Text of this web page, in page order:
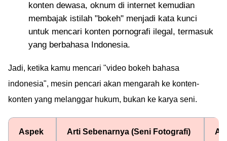
konten dewasa, oknum di internet kemudian
membajak istilah "bokeh" menjadi kata kunci
untuk mencari konten pornografi ilegal, termasuk
yang berbahasa Indonesia.
Jadi, ketika kamu mencari "video bokeh bahasa
indonesia", mesin pencari akan mengarah ke konten-
konten yang melanggar hukum, bukan ke karya seni.
Aspek Arti Sebenarnya (Seni Fotografi)